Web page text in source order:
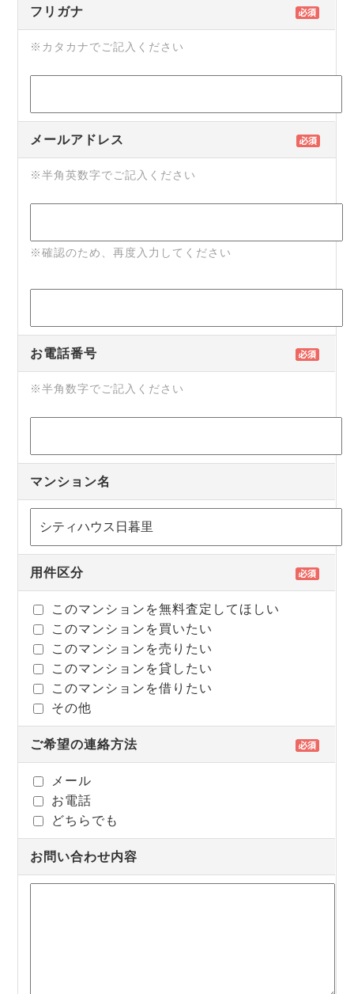
フリガナ
※カタカナでご記入ください
メールアドレス
※半角英数字でご記入ください
※確認のため、再度入力してください
お電話番号
※半角数字でご記入ください
マンション名
用件区分
このマンションを無料査定してほしい
このマンションを買いたい
このマンションを売りたい
このマンションを貸したい
このマンションを借りたい
その他
ご希望の連絡方法
メール
お電話
どちらでも
お問い合わせ内容